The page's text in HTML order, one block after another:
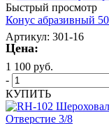
Быстрый просмотр
Конус абразивный
Артикул: 301-16
Цена:
1 100 руб.
-
КУПИТЬ